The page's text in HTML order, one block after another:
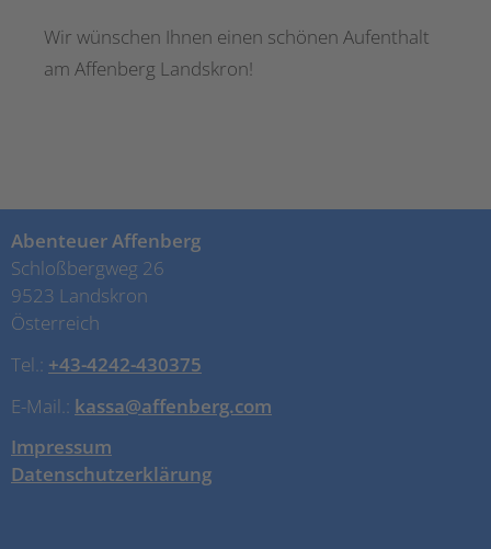
Wir wünschen Ihnen einen schönen Aufenthalt
am Affenberg Landskron!
Abenteuer Affenberg
Schloßbergweg 26
9523 Landskron
Österreich
Tel.: +43-4242-430375
E-Mail.: kassa@affenberg.com
Impressum
Datenschutzerklärung